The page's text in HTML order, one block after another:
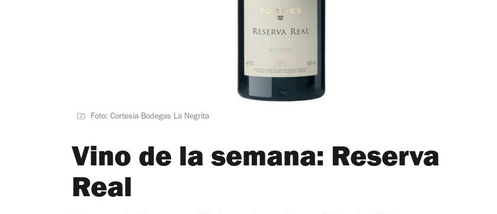
Foto: Cortesía Bodegas La Negrita
Vino de la semana: Reserva
Real